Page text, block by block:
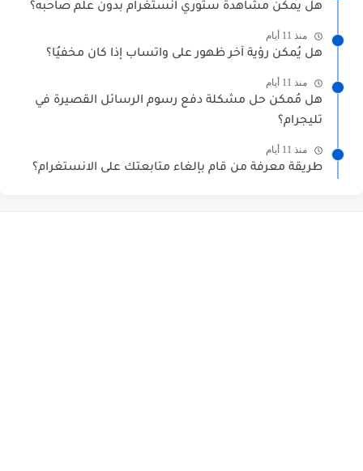
هل يمكن مشاهدة ستوري انستغرام بدون علم صاحبه؟
منذ 11 أيام
هل يُمكن رؤية آخر ظهور على واتساب إذا كان مخفيُا؟
منذ 11 أيام
هل مُمكن حل مشكلة دفع رسوم الرسائل القصيرة في
تليجرام؟
منذ 11 أيام
طريقة معرفة من قام بإلغاء متابعتك على الانستغرام؟